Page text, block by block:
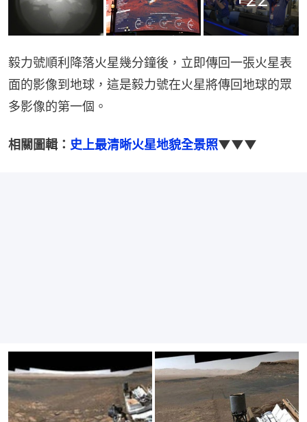
毅力號順利降落火星幾分鐘後，立即傳回一張火星表
面的影像到地球，這是毅力號在火星將傳回地球的眾
多影像的第一個。
相關圖輯： 史上最清晰火星地貌全景照▼▼▼